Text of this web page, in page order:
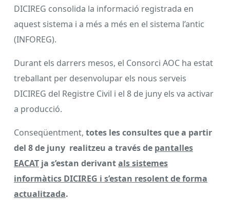
DICIREG consolida la informació registrada en
aquest sistema i a més a més en el sistema l’antic
(INFOREG).
Durant els darrers mesos, el Consorci AOC ha estat
treballant per desenvolupar els nous serveis
DICIREG del Registre Civil i el 8 de juny els va activar
a producció.
Conseqüentment, totes les consultes que a partir
del 8 de juny realitzeu a través de pantalles
EACAT ja s’estan derivantals sistemes
informàtics DICIREG i s’estan resolent de forma
actualitzada.